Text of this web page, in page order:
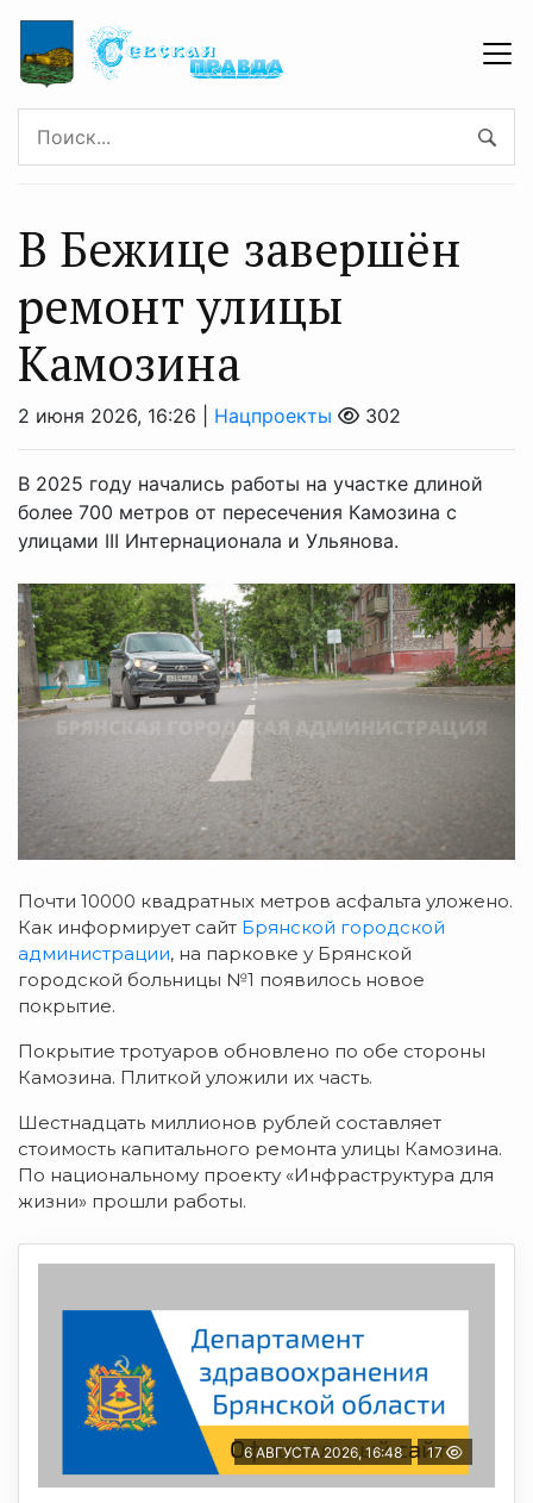
В Бежице завершён
ремонт улицы
Камозина
2 июня 2026, 16:26 | Нацпроекты 302
В 2025 году начались работы на участке длиной
более 700 метров от пересечения Камозина с
улицами III Интернационала и Ульянова.
Почти 10000 квадратных метров асфальта уложено.
Как информирует сайт Брянской городской
администрации, на парковке у Брянской
городской больницы №1 появилось новое
покрытие.
Покрытие тротуаров обновлено по обе стороны
Камозина. Плиткой уложили их часть.
Шестнадцать миллионов рублей составляет
стоимость капитального ремонта улицы Камозина.
По национальному проекту «Инфраструктура для
жизни» прошли работы.
6 АВГУСТА 2026, 16:48 17